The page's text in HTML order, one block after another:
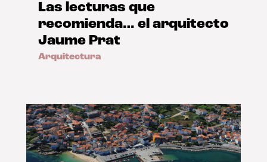
Las lecturas que
recomienda… el arquitecto
Jaume Prat
Arquitectura